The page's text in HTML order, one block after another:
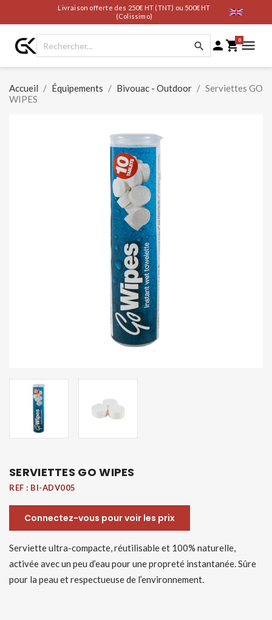
Livraison offerte des 250€ HT (TNT) ou 500€ HT
(Colissimo)
  0
Accueil Équipements Bivouac - Outdoor
Serviettes GO
WIPES
SERVIETTES GO WIPES
REF : BI-ADV005
Connectez-vous pour voir les prix
Serviette ultra-compacte, réutilisable et 100% naturelle,
activée avec un peu d’eau pour une propreté instantanée. Sûre
pour la peau et respectueuse de l’environnement.